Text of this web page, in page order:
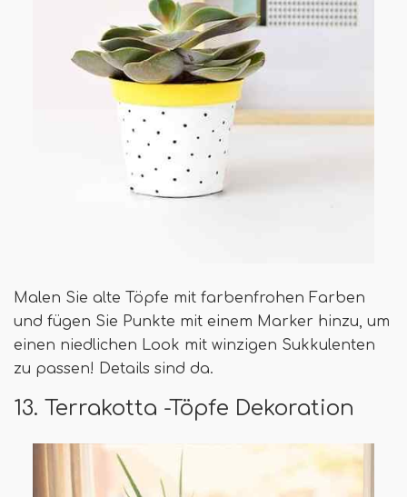
Malen Sie alte Töpfe mit farbenfrohen Farben
und fügen Sie Punkte mit einem Marker hinzu, um
einen niedlichen Look mit winzigen Sukkulenten
zu passen! Details sind da.
13. Terrakotta -Töpfe Dekoration